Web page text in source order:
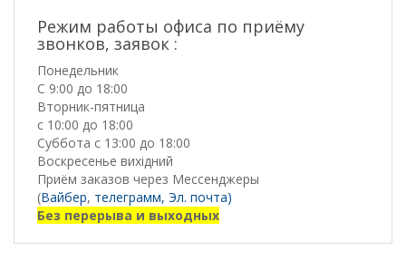
Режим работы офиса по приёму
звонков, заявок :
Понедельник
С 9:00 до 18:00
Вторник-пятница
с 10:00 до 18:00
Суббота с 13:00 до 18:00
Воскресенье вихідний
Приём заказов через Мессенджеры
(Вайбер, телеграмм, Эл. почта)
Без перерыва и выходных